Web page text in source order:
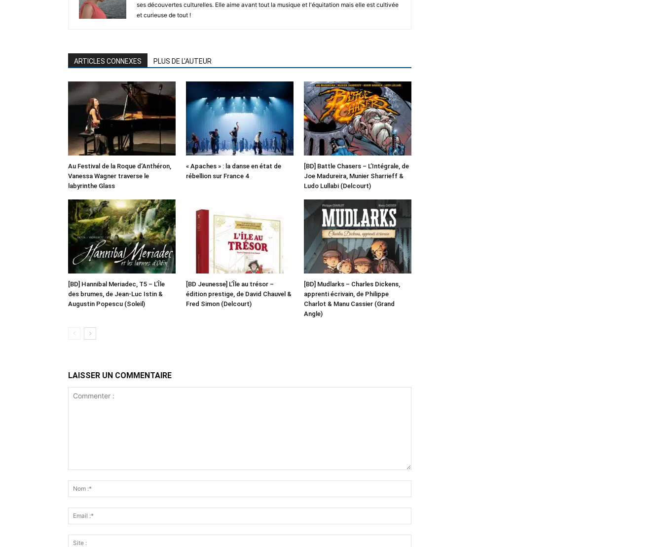
ses découvertes culturelles. Elle aime avant tout la musique et l'équitation mais elle est cultivée
et curieuse de tout !
ARTICLES CONNEXES PLUS DE L'AUTEUR
Au Festival de la Roque d’Anthéron,
Vanessa Wagner traverse le
labyrinthe Glass
« Apaches » : la danse en état de
rébellion sur France 4
[BD] Battle Chasers – L’Intégrale, de
Joe Madureira, Munier Sharrieff &
Ludo Lullabi (Delcourt)
[BD] Hannibal Meriadec, T5 – L’Île
des brumes, de Jean-Luc Istin &
Augustin Popescu (Soleil)
[BD Jeunesse] L’Île au trésor –
édition prestige, de David Chauvel &
Fred Simon (Delcourt)
[BD] Mudlarks – Charles Dickens,
apprenti écrivain, de Philippe
Charlot & Manu Cassier (Grand
Angle)
LAISSER UN COMMENTAIRE